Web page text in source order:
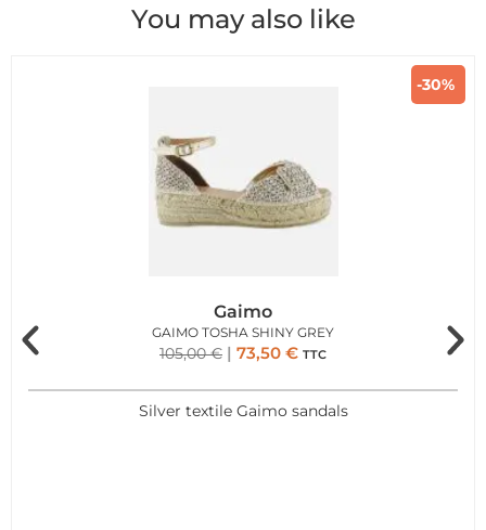
You may also like
-30%
Gaimo
GAIMO TOSHA SHINY GREY
105,00€ 73,50 € TTC
Silver textile Gaimo sandals